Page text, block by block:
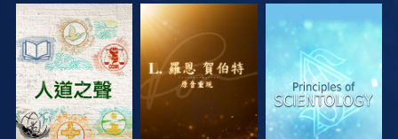
探索系列節目 探索系列節目 探索系列節目